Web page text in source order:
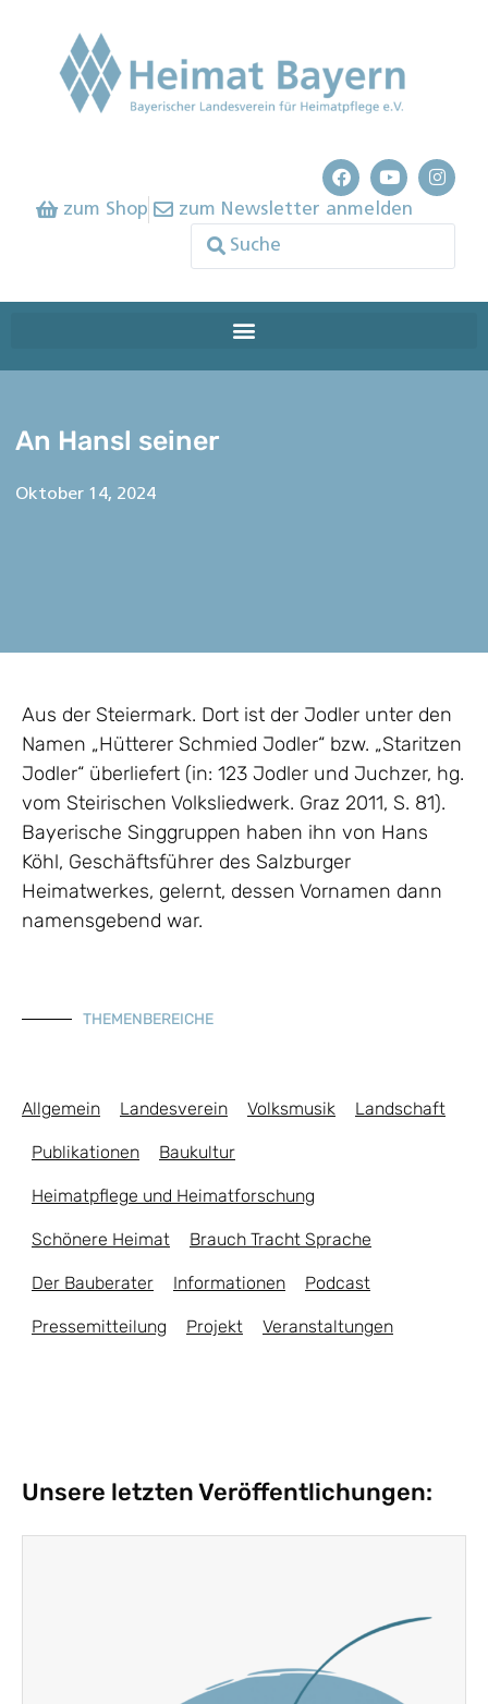
zum Shop zum Newsletter anmelden
An Hansl seiner
Oktober 14, 2024
Aus der Steiermark. Dort ist der Jodler unter den
Namen „Hütterer Schmied Jodler“ bzw. „Staritzen
Jodler“ überliefert (in: 123 Jodler und Juchzer, hg.
vom Steirischen Volksliedwerk. Graz 2011, S. 81).
Bayerische Singgruppen haben ihn von Hans
Köhl, Geschäftsführer des Salzburger
Heimatwerkes, gelernt, dessen Vornamen dann
namensgebend war.
THEMENBEREICHE
Allgemein Landesverein Volksmusik Landschaft
Publikationen Baukultur
Heimatpflege und Heimatforschung
Schönere Heimat Brauch Tracht Sprache
Der Bauberater Informationen Podcast
Pressemitteilung Projekt Veranstaltungen
Unsere letzten Veröffentlichungen: